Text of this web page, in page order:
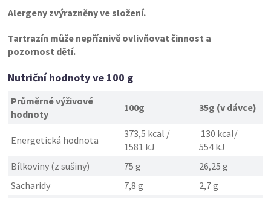
Alergeny zvýrazněny ve složení.
Tartrazín může nepříznivě ovlivňovat činnost a
pozornost dětí.
Nutriční hodnoty ve 100 g
Průměrné výživové
hodnoty
100g 35g (v dávce)
Energetická hodnota
373,5 kcal /
1581 kJ
130 kcal/
554 kJ
Bílkoviny (z sušiny)
75 g
26,25 g
Sacharidy
7,8 g
2,7 g